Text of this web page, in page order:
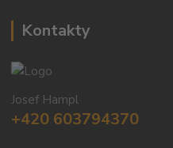
Kontakty
Josef Hampl
+420 603794370